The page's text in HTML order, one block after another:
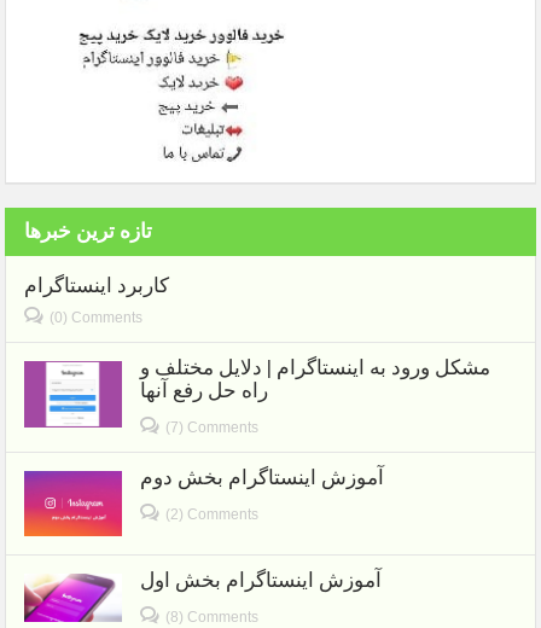
تازه ترین خبرها
کاربرد اینستاگرام
(0) Comments
مشکل ورود به اینستاگرام | دلایل مختلف و
راه حل رفع آنها
(7) Comments
آموزش اینستاگرام بخش دوم
(2) Comments
آموزش اینستاگرام بخش اول
(8) Comments